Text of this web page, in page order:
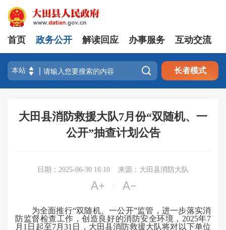
首页 政务公开 解读回应 办事服务 互动交流
 长者模式
大田县消防救援大队7月份“双随机、一
公开”抽查计划公告
日期：2025-06-30 16:10 来源：大田县消防大队
 
为全面推行“双随机、一公开”监管，进一步落实消
防监督检查工作，创造良好的消防安全环境，2025年7
月1日起至7月31日
，大田县消防救援大队将对以下单位